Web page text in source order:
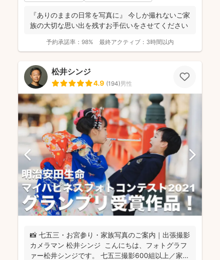
『ありのままの日常を写真に』 今しか撮れないご家
族の大切な思い出を残すお手伝いをさせてください
予約承諾率： 98% 最終アクティブ： 3時間以内
松井シンジ
4.9 (194)男性
📸 七五三・お宮参り・家族写真のご案内｜出張撮影
カメラマン 松井シンジ こんにちは、フォトグラフ
ァー松井シンジです。 七五三撮影600組以上／家